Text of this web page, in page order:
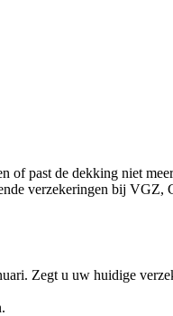
past de dekking niet
verzekeringen bij
Zegt u uw huidige